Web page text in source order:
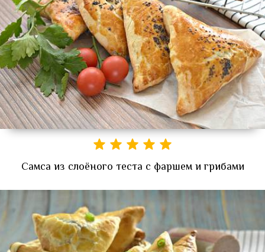
Самса из слоёного теста с фаршем и грибами